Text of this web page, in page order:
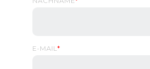
E-MAIL*